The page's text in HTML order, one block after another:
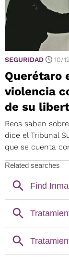
SEGURIDAD 10/
Querétaro
violencia
de su
Reos saben
dice el Tribunal
que se cuenta